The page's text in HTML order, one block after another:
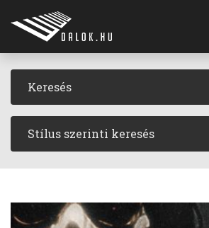
Stílus szerinti keresés